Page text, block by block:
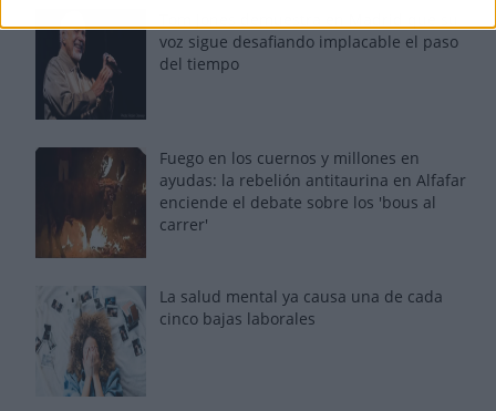
voz sigue desafiando implacable el paso
del tiempo
Fuego en los cuernos y millones en
ayudas: la rebelión antitaurina en Alfafar
enciende el debate sobre los 'bous al
carrer'
La salud mental ya causa una de cada
cinco bajas laborales